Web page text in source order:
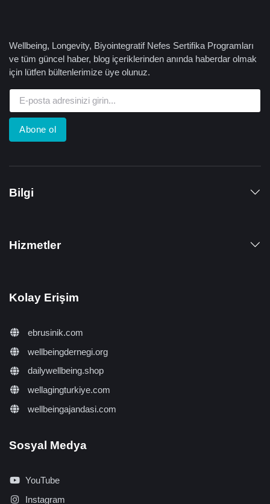
Wellbeing, Longevity, Biyointegratif Nefes Sertifika Programları
ve tüm güncel haber, blog içeriklerinden anında haberdar olmak
için lütfen bültenlerimize üye olunuz.
Abone ol
Bilgi
Hizmetler
Kolay Erişim
ebrusinik.com
wellbeingdernegi.org
dailywellbeing.shop
wellagingturkiye.com
wellbeingajandasi.com
Sosyal Medya
YouTube
Instagram